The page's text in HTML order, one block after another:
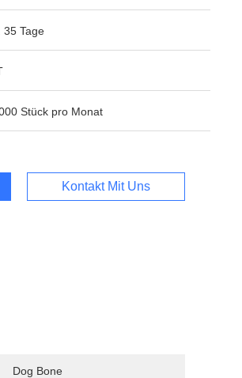
35 Tage
Stück pro Monat
Kontakt Mit Uns
Dog Bone